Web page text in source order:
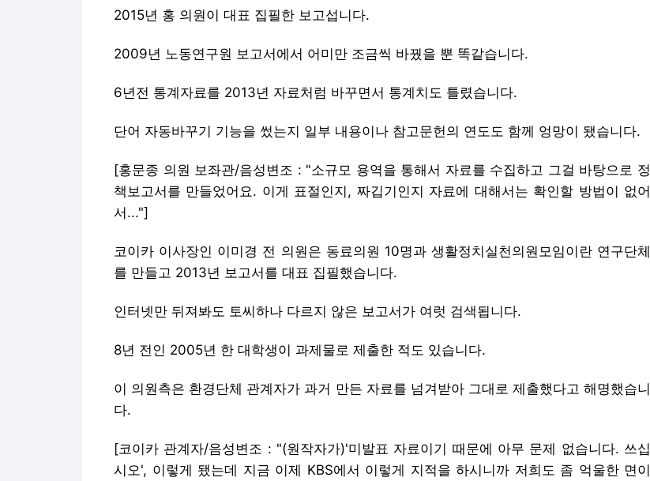
2015년 홍 의원이 대표 집필한 보고섭니다.
2009년 노동연구원 보고서에서 어미만 조금씩 바꿨을 뿐 똑같습니다.
6년전 통계자료를 2013년 자료처럼 바꾸면서 통계치도 틀렸습니다.
단어 자동바꾸기 기능을 썼는지 일부 내용이나 참고문헌의 연도도 함께 엉망이 됐습니다.
[홍문종 의원 보좌관/음성변조 : "소규모 용역을 통해서 자료를 수집하고 그걸 바탕으로 정
책보고서를 만들었어요. 이게 표절인지, 짜깁기인지 자료에 대해서는 확인할 방법이 없어
서..."]
코이카 이사장인 이미경 전 의원은 동료의원 10명과 생활정치실천의원모임이란 연구단체
를 만들고 2013년 보고서를 대표 집필했습니다.
인터넷만 뒤져봐도 토씨하나 다르지 않은 보고서가 여럿 검색됩니다.
8년 전인 2005년 한 대학생이 과제물로 제출한 적도 있습니다.
이 의원측은 환경단체 관계자가 과거 만든 자료를 넘겨받아 그대로 제출했다고 해명했습니
다.
[코이카 관계자/음성변조 : "(원작자가)'미발표 자료이기 때문에 아무 문제 없습니다. 쓰십
시오', 이렇게 됐는데 지금 이제 KBS에서 이렇게 지적을 하시니까 저희도 좀 억울한 면이